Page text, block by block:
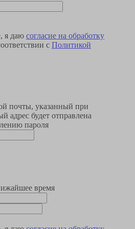
я даю согласие на обработку
с Политикой
почты, указанный при
адрес будет отправлена
пароля
время